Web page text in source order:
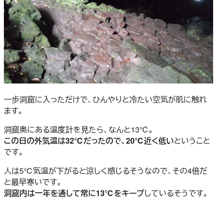
一歩洞窟に入っただけで、ひんやりと冷たい空気が肌に触れ
ます。
洞窟奥にある温度計を見たら、なんと13℃。
この日の外気温は32℃だったので、20℃近く低いということ
です。
人は5℃気温が下がると涼しく感じるそうなので、その4倍だ
と最早寒いです。
洞窟内は一年を通して常に13℃をキープしているそうです。